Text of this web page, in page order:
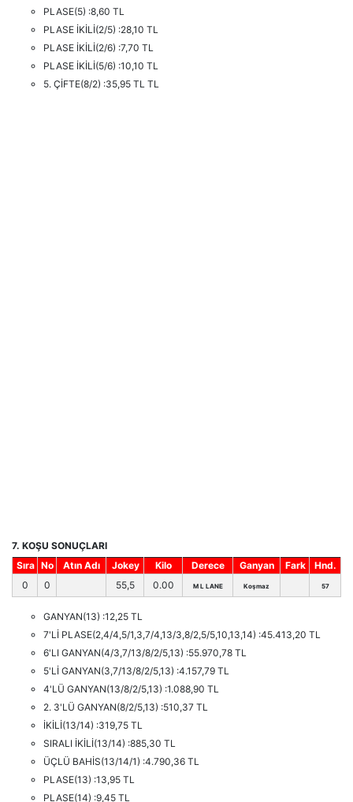
PLASE(5) :8,60 TL
PLASE İKİLİ(2/5) :28,10 TL
PLASE İKİLİ(2/6) :7,70 TL
PLASE İKİLİ(5/6) :10,10 TL
5. ÇİFTE(8/2) :35,95 TL TL
7. KOŞU SONUÇLARI
Sıra No Atın Adı Jokey Kilo Derece Ganyan Fark
Hnd.
0
0 55,5 0.00 M L LANE Koşmaz 57
GANYAN(13) :12,25 TL
7'Lİ PLASE(2,4/4,5/1,3,7/4,13/3,8/2,5/5,10,13,14) :45.413,20 TL
6'LI GANYAN(4/3,7/13/8/2/5,13) :55.970,78 TL
5'Lİ GANYAN(3,7/13/8/2/5,13) :4.157,79 TL
4'LÜ GANYAN(13/8/2/5,13) :1.088,90 TL
2. 3'LÜ GANYAN(8/2/5,13) :510,37 TL
İKİLİ(13/14) :319,75 TL
SIRALI İKİLİ(13/14) :885,30 TL
ÜÇLÜ BAHİS(13/14/1) :4.790,36 TL
PLASE(13) :13,95 TL
PLASE(14) :9,45 TL